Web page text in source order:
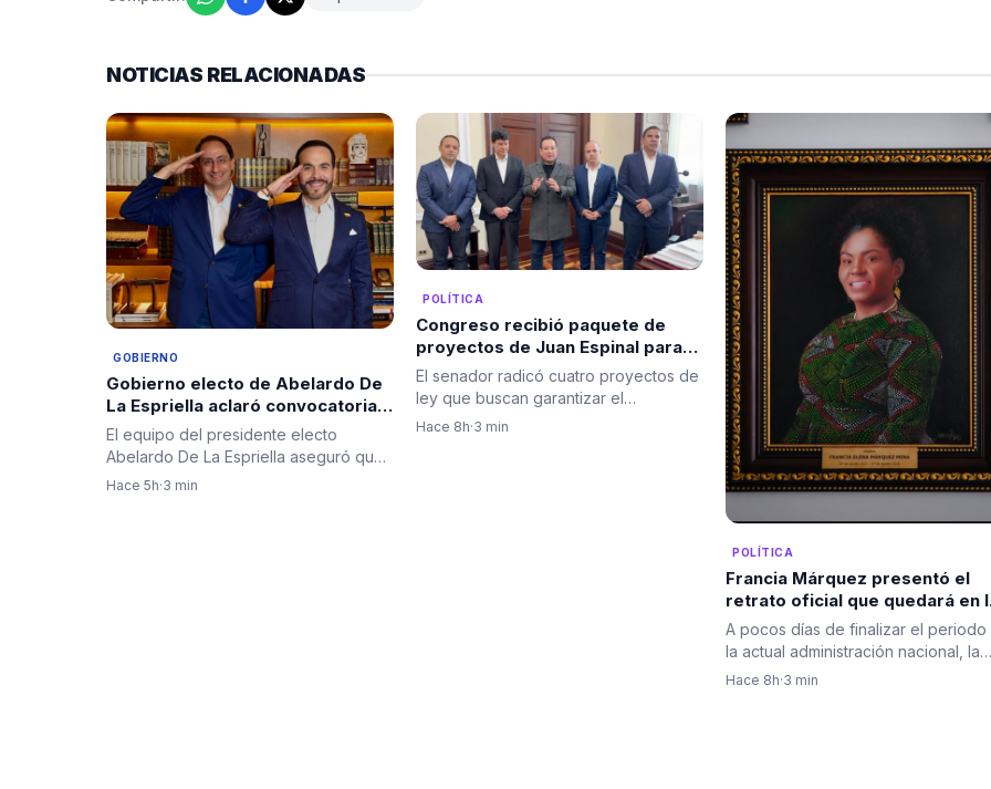
NOTICIAS RELACIONADAS
GOBIERNO
Gobierno electo de Abelardo De
La Espriella aclaró convocatoria a
diplomáticos para su posesión y
negó criterios políticos
El equipo del presidente electo
Abelardo De La Espriella aseguró que
la invitación al cuerpo…
Hace 5h·3 min
POLÍTICA
Congreso recibió paquete de
proyectos de Juan Espinal para
blindar la seguridad energética
del país
El senador radicó cuatro proyectos de
ley que buscan garantizar el
abastecimiento, promover una…
Hace 8h·3 min
POLÍTICA
Francia Márquez presentó el
retrato oficial que quedará en
Casa Vicepresidencial al cierre
de su mandato
A pocos días de finalizar el periodo
la actual administración nacional, la
vicepresidenta…
Hace 8h·3 min